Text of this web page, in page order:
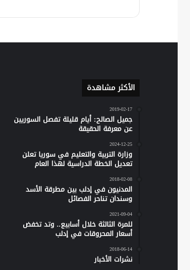
الأكثر مشاهدة
2019-02-17
جميل الصالح: أيام قليلة تفصل السوريين
عن معرفة الحقيقة
2024-12-25
وزارة التربية والتعليم في سوريا تعلن
تعديل الخطة الدراسية لهذا العام
2018-02-08
المدنيون في إدلب بين مطرقة الأسد
وسندان تناحر الفصائل
2021-09-04
للمرة الثالثة خلال أسابيع.. وتد تخفض
أسعار المحروقات في إدلب
2018-06-14
نشرات الأخبار